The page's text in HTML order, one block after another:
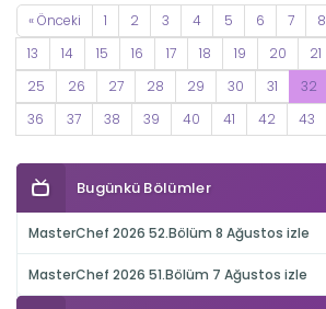
« Önceki 1 2 3 4 5 6 7 8
13
14 15 16 17 18 19 20 21
25
26 27 28 29 30 31 32
36
37 38 39 40 41 42 43
Bugünkü Bölümler
MasterChef 2026 52.Bölüm 8 Ağustos izle
MasterChef 2026 51.Bölüm 7 Ağustos izle